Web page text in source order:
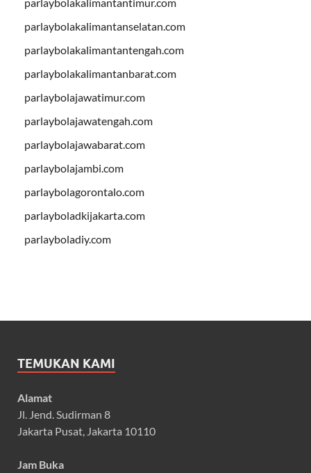
parlaybolakalimantanselatan.com
parlaybolakalimantantengah.com
parlaybolakalimantanbarat.com
parlaybolajawatimur.com
parlaybolajawatengah.com
parlaybolajawabarat.com
parlaybolajambi.com
parlaybolagorontalo.com
parlayboladkijakarta.com
parlayboladiy.com
TEMUKAN KAMI
Alamat
Jl. Jend. Sudirman 8
Jakarta Pusat, Jakarta 10110
Jam Buka